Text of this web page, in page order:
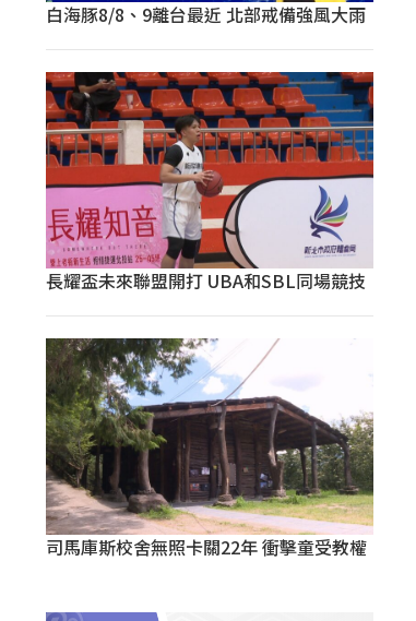
白海豚8/8、9離台最近 北部戒備強風大雨
長耀盃未來聯盟開打 UBA和SBL同場競技
司馬庫斯校舍無照卡關22年 衝擊童受教權